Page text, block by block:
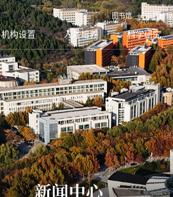
图书馆 山艺校报
机构设置 人才培养 科学研究
新闻中心